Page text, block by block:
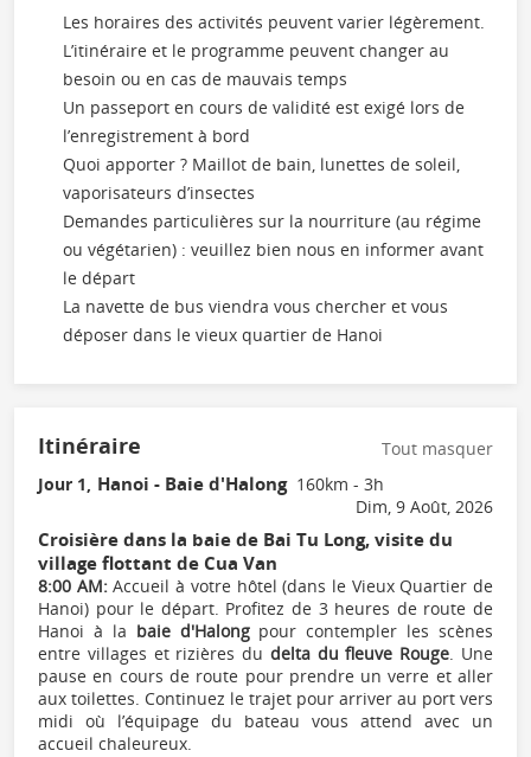
Les horaires des activités peuvent varier légèrement.
L’itinéraire et le programme peuvent changer au
besoin ou en cas de mauvais temps
Un passeport en cours de validité est exigé lors de
l’enregistrement à bord
Quoi apporter ? Maillot de bain, lunettes de soleil,
vaporisateurs d’insectes
Demandes particulières sur la nourriture (au régime
ou végétarien) : veuillez bien nous en informer avant
le départ
La navette de bus viendra vous chercher et vous
déposer dans le vieux quartier de Hanoi
Itinéraire
Tout masquer
Jour 1, Hanoi - Baie d'Halong 160km - 3h
Dim, 9 Août, 2026
Croisière dans la baie de Bai Tu Long, visite du
village flottant de Cua Van
8:00 AM:Accueil à votre hôtel (dans le Vieux Quartier de
Hanoi) pour le départ. Profitez de 3 heures de route de
Hanoi à la baie d'Halongpour contempler les scènes
entre villages et rizières du delta du fleuve Rouge. Une
pause en cours de route pour prendre un verre et aller
aux toilettes. Continuez le trajet pour arriver au port vers
midi où l’équipage du bateau vous attend avec un
accueil chaleureux.